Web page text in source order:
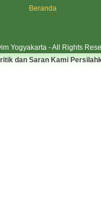
Beranda
Yogyakarta - All Rights
dan Saran Kami